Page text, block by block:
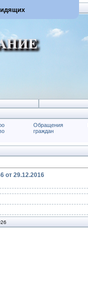
Обращения
граждан
от 29.12.2016